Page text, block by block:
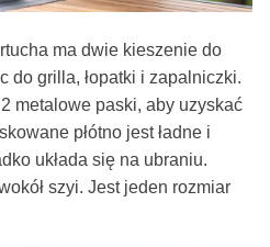
ma dwie kieszenie do
do grilla, łopatki i zapalniczki.
metalowe paski, aby uzyskać
płótno jest ładne i
układa się na ubraniu.
szyi. Jest jeden rozmiar